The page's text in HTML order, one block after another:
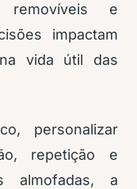
removíveis e
impactam
vida útil das
personalizar
repetição e
almofadas, a